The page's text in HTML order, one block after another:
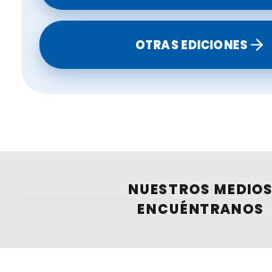
OTRAS EDICIONES
NUESTROS MEDIOS
ENCUÉNTRANOS